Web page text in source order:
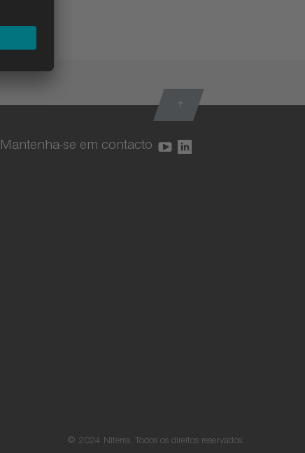
Mantenha-se em contacto
© 2024 Niterra. Todos os direitos reservados.